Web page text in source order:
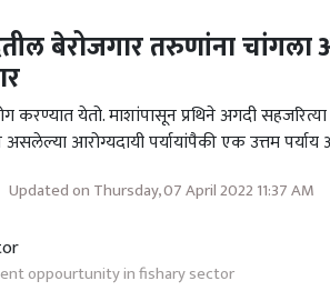
बेरोजगार तरुणांना चांगला
करण्यात येतो. माशांपासून प्रथिने अगदी
आरोग्यदायी पर्यायांपैकी एक उत्तम
Updated on Thursday, 07 April 2022 11:37 AM
oppourtunity in fishary sector